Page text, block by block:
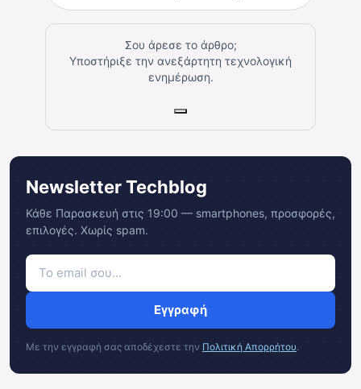
Σου άρεσε το άρθρο;
Υποστήριξε την ανεξάρτητη τεχνολογική
ενημέρωση.
Newsletter Techblog
Κάθε Παρασκευή στις 19:00 — smartphones, προσφορές,
επιλογές. Χωρίς spam.
Εγγραφή
Με την εγγραφή σας αποδέχεστε την Πολιτική Απορρήτου.